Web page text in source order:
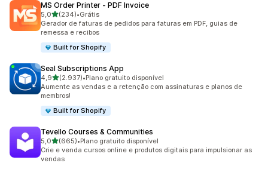
MS Order Printer ‑ PDF Invoice
5,0de 5 estrelas
(234)
234 avaliações ao todo
•Grátis
Gerador de faturas de pedidos para faturas em PDF, guias de
remessa e recibos
Built for Shopify
Seal Subscriptions App
4,9de 5 estrelas
(2.937)
2937 avaliações ao todo
•Plano gratuito disponível
Aumente as vendas e a retenção com assinaturas e planos de
membros!
Built for Shopify
Tevello Courses & Communities
5,0de 5 estrelas
(665)
665 avaliações ao todo
•Plano gratuito disponível
Crie e venda cursos online e produtos digitais para impulsionar as
vendas